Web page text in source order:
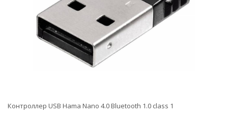
Контроллер USB Hama Nano 4.0 Bluetooth 1.0 class 1